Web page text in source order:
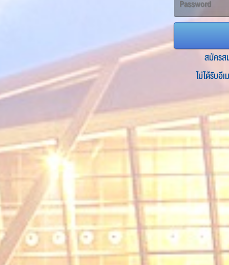
สมัครส
ไม่ได้รับอี